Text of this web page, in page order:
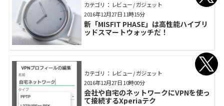
カテゴリ： レビュー / ガジェット
新「MISFIT PHASE」は高性能ハイブリ
ッドスマートウォッチだ！
2016年12月27日 11時15分
カテゴリ： レビュー / ガジェット
会社や自宅のネットワークにVPNを使っ
て接続するXperiaテク
2016年12月27日 10時00分